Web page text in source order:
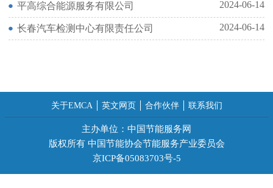
平高综合能源服务有限公司 2024-06-14
长春汽车检测中心有限责任公司 2024-06-14
关于EMCA 英文网页 合作伙伴 联系我们
主办单位：中国节能服务网
版权所有 中国节能协会节能服务产业委员会
京ICP备05083703号-5